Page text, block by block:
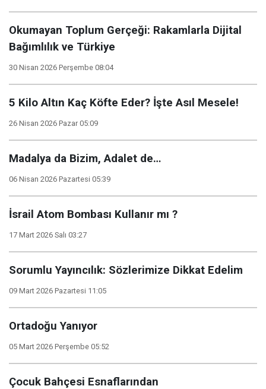
Okumayan Toplum Gerçeği: Rakamlarla Dijital
Bağımlılık ve Türkiye
30 Nisan 2026 Perşembe 08:04
5 Kilo Altın Kaç Köfte Eder? İşte Asıl Mesele!
26 Nisan 2026 Pazar 05:09
Madalya da Bizim, Adalet de…
06 Nisan 2026 Pazartesi 05:39
İsrail Atom Bombası Kullanır mı ?
17 Mart 2026 Salı 03:27
Sorumlu Yayıncılık: Sözlerimize Dikkat Edelim
09 Mart 2026 Pazartesi 11:05
Ortadoğu Yanıyor
05 Mart 2026 Perşembe 05:52
Çocuk Bahçesi Esnaflarından